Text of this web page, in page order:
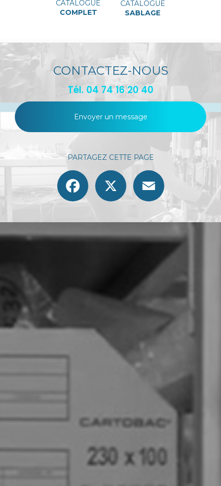
CATALOGUE
COMPLET
CATALOGUE
SABLAGE
CONTACTEZ-NOUS
Tél. 04 74 16 20 40
Envoyer un message
PARTAGEZ CETTE PAGE
Facebook